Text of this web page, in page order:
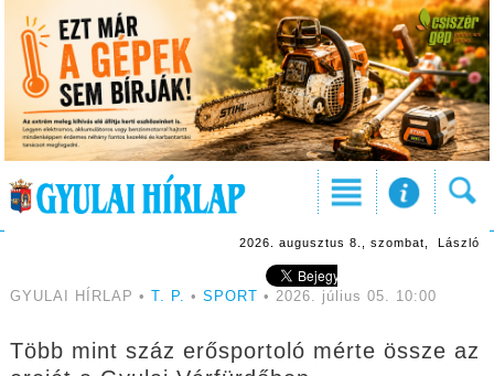
2026. augusztus 8., szombat, László
GYULAI HÍRLAP • T. P. • SPORT • 2026. július 05. 10:00
Több mint száz erősportoló mérte össze az